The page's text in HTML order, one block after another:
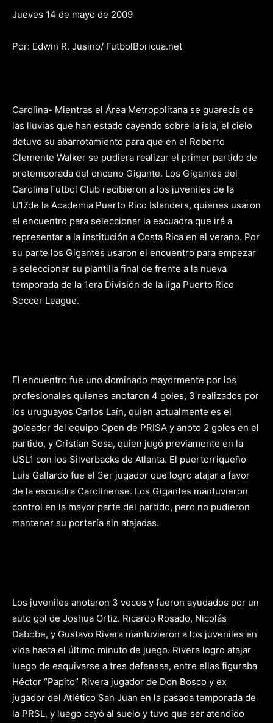
Jueves 14 de mayo de 2009
Por: Edwin R. Jusino/ FutbolBoricua.net
Carolina- Mientras el Área Metropolitana se guarecía de
las lluvias que han estado cayendo sobre la isla, el cielo
detuvo su abarrotamiento para que en el Roberto
Clemente Walker se pudiera realizar el primer partido de
pretemporada del onceno Gigante. Los Gigantes del
Carolina Futbol Club recibieron a los juveniles de la
U17de la Academia Puerto Rico Islanders, quienes usaron
el encuentro para seleccionar la escuadra que irá a
representar a la institución a Costa Rica en el verano. Por
su parte los Gigantes usaron el encuentro para empezar
a seleccionar su plantilla final de frente a la nueva
temporada de la 1era División de la liga Puerto Rico
Soccer League.
El encuentro fue uno dominado mayormente por los
profesionales quienes anotaron 4 goles, 3 realizados por
los uruguayos Carlos Laín, quien actualmente es el
goleador del equipo Open de PRISA y anoto 2 goles en el
partido, y Cristian Sosa, quien jugó previamente en la
USL1 con los Silverbacks de Atlanta. El puertorriqueño
Luis Gallardo fue el 3er jugador que logro atajar a favor
de la escuadra Carolinense. Los Gigantes mantuvieron
control en la mayor parte del partido, pero no pudieron
mantener su portería sin atajadas.
Los juveniles anotaron 3 veces y fueron ayudados por un
auto gol de Joshua Ortiz. Ricardo Rosado, Nicolás
Dabobe, y Gustavo Rivera mantuvieron a los juveniles en
vida hasta el último minuto de juego. Rivera logro atajar
luego de esquivarse a tres defensas, entre ellas figuraba
Héctor “Papito” Rivera jugador de Don Bosco y ex
jugador del Atlético San Juan en la pasada temporada de
la PRSL, y luego cayó al suelo y tuvo que ser atendido